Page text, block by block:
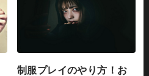
制服プレイのやり方！お